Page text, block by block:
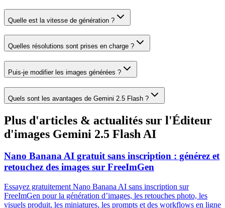
Quelle est la vitesse de génération ?
Quelles résolutions sont prises en charge ?
Puis-je modifier les images générées ?
Quels sont les avantages de Gemini 2.5 Flash ?
Plus d'articles & actualités sur l'Éditeur
d'images Gemini 2.5 Flash AI
Nano Banana AI gratuit sans inscription : générez et
retouchez des images sur FreeImGen
Essayez gratuitement Nano Banana AI sans inscription sur
FreeImGen pour la génération d’images, les retouches photo, les
visuels produit, les miniatures, les prompts et des workflows en ligne